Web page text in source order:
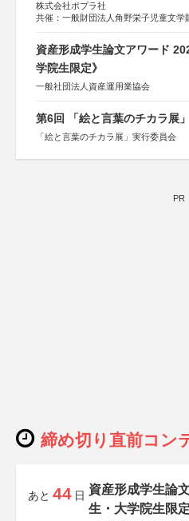
株式会社ポプラ社
共催：一般財団法人角野栄子児童文学
資産形成学生論文アワード
学院生限定》
一般社団法人資産運用業協会
第6回 「絵と言葉のチカラ展」
「絵と言葉のチカラ展」実行委員会
PR
締め切り直前コン
あと 44 日 資産形成学生論
生・大学院生限定